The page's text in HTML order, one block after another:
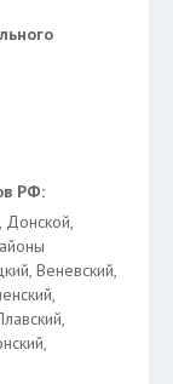
РФ:
Донской,
Веневский,